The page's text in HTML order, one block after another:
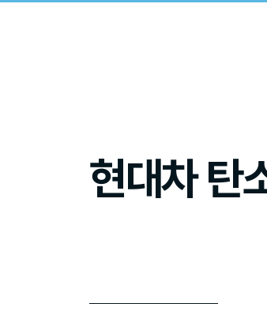
현대차 탄